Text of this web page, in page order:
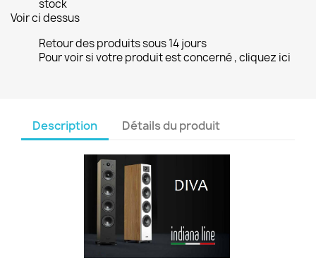
stock
Voir ci dessus
Retour des produits sous 14 jours
Pour voir si votre produit est concerné , cliquez ici
Description Détails du produit